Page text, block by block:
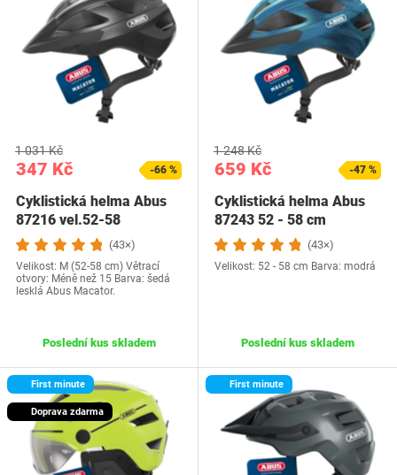
347 Kč
1 031 Kč
-66 %
Cyklistická helma Abus
87216 vel.52-58
(43×)
Velikost: M (52-58 cm) Větrací
otvory: Méně než 15 Barva: šedá
lesklá Abus Macator.
Poslední kus skladem
659 Kč
1 248 Kč
-47 %
Cyklistická helma Abus
87243 52 - 58 cm
(43×)
Velikost: 52 - 58 cm Barva: modrá
Poslední kus skladem
First minute
Doprava zdarma
First minute